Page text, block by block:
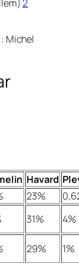
2
Michel
Havard
23%
31%
4%
29%
1%